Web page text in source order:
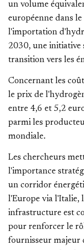
un volume
européenne dans
l'importation
2030, une initiative
transition vers les
Concernant les
le prix de
entre 4,6 et 5,2
parmi les
mondiale.
Les chercheurs
l'importance
un corridor
l'Europe via l'Italie,
infrastructure est
pour renforcer le
fournisseur majeur